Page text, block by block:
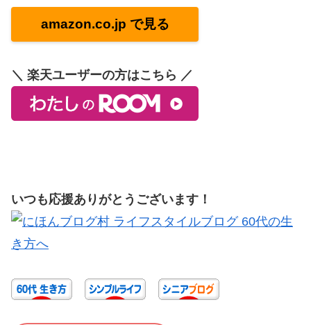
amazon.co.jp で見る
＼ 楽天ユーザーの方はこちら ／
いつも応援ありがとうございます！